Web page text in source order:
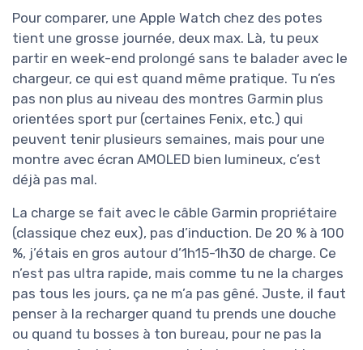
Pour comparer, une Apple Watch chez des potes
tient une grosse journée, deux max. Là, tu peux
partir en week-end prolongé sans te balader avec le
chargeur, ce qui est quand même pratique. Tu n’es
pas non plus au niveau des montres Garmin plus
orientées sport pur (certaines Fenix, etc.) qui
peuvent tenir plusieurs semaines, mais pour une
montre avec écran AMOLED bien lumineux, c’est
déjà pas mal.
La charge se fait avec le câble Garmin propriétaire
(classique chez eux), pas d’induction. De 20 % à 100
%, j’étais en gros autour d’1h15-1h30 de charge. Ce
n’est pas ultra rapide, mais comme tu ne la charges
pas tous les jours, ça ne m’a pas gêné. Juste, il faut
penser à la recharger quand tu prends une douche
ou quand tu bosses à ton bureau, pour ne pas la